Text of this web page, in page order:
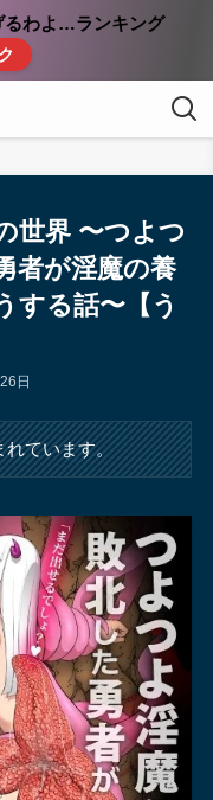
るわよ…ランキング
世界 〜つよつ
者が淫魔の養
する話〜【う
日
れています。